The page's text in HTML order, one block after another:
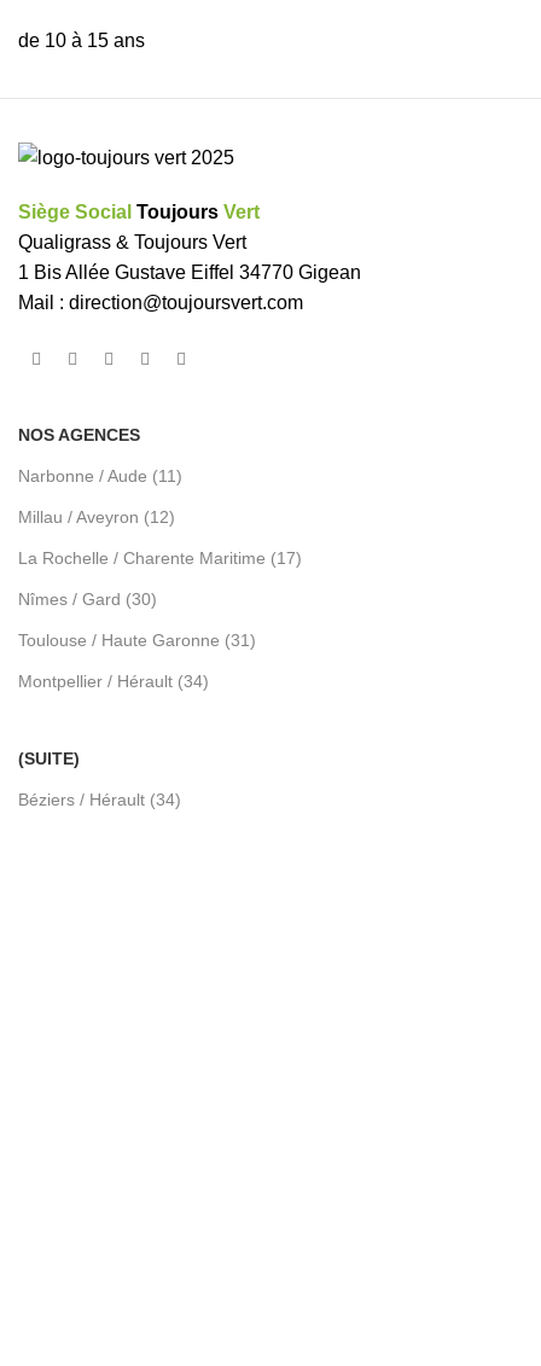
de 10 à 15 ans
Siège Social Toujours Vert
Qualigrass & Toujours Vert
1 Bis Allée Gustave Eiffel 34770 Gigean
Mail : direction@toujoursvert.com
NOS AGENCES
Narbonne / Aude (11)
Millau / Aveyron (12)
La Rochelle / Charente Maritime (17)
Nîmes / Gard (30)
Toulouse / Haute Garonne (31)
Montpellier / Hérault (34)
(SUITE)
Béziers / Hérault (34)